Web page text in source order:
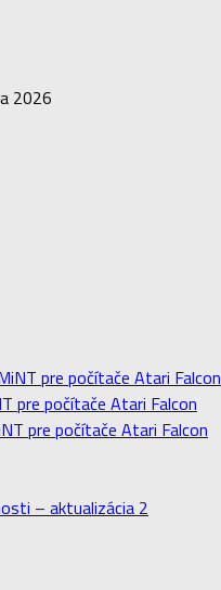
2026
pre počítače Atari Falcon
pre počítače Atari Falcon
pre počítače Atari Falcon
– aktualizácia 2